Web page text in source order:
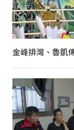
金峰排灣、魯凱